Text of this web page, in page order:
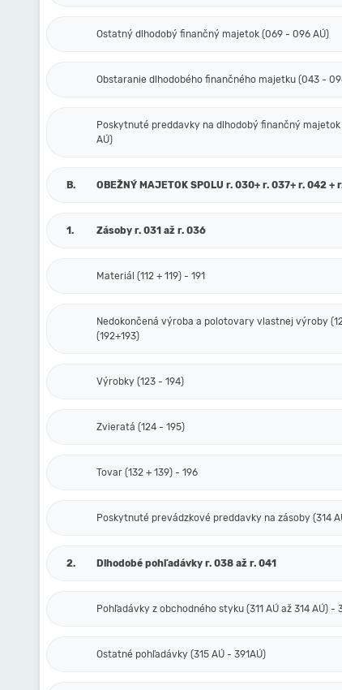
Ostatný dlhodobý finančný majetok (069 - 096 AÚ)
Obstaranie dlhodobého finančného majetku (043 -
Poskytnuté preddavky na dlhodobý finančný
AÚ)
B. OBEŽNÝ MAJETOK SPOLU r. 030+ r. 037+ r. 042 +
1. Zásoby r. 031 až r. 036
Materiál (112 + 119) - 191
Nedokončená výroba a polotovary vlastnej výroby
(192+193)
Výrobky (123 - 194)
Zvieratá (124 - 195)
Tovar (132 + 139) - 196
Poskytnuté prevádzkové preddavky na zásoby (314
2. Dlhodobé pohľadávky r. 038 až r. 041
Pohľadávky z obchodného styku (311 AÚ až 314 AÚ) -
Ostatné pohľadávky (315 AÚ - 391AÚ)